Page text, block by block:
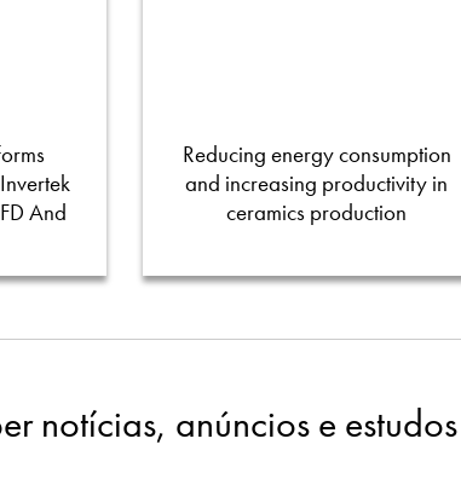
And
Reducing energy consumption
and increasing productivity in
ceramics production
notícias, anúncios e